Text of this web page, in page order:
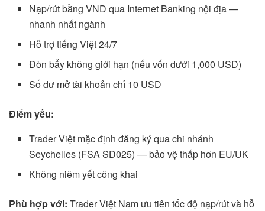
Nạp/rút bằng VND qua Internet Banking nội địa —
nhanh nhất ngành
Hỗ trợ tiếng Việt 24/7
Đòn bẩy không giới hạn (nếu vốn dưới 1,000 USD)
Số dư mở tài khoản chỉ 10 USD
Điểm yếu:
Trader Việt mặc định đăng ký qua chi nhánh
Seychelles (FSA SD025) — bảo vệ thấp hơn EU/UK
Không niêm yết công khai
Phù hợp với: Trader Việt Nam ưu tiên tốc độ nạp/rút và hỗ